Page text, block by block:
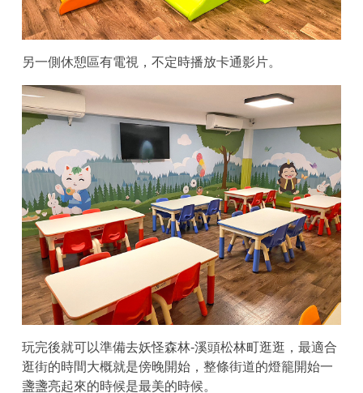
另一側休憩區有電視，不定時播放卡通影片。
玩完後就可以準備去妖怪森林-溪頭松林町逛逛，最適合
逛街的時間大概就是傍晚開始，整條街道的燈籠開始一
盞盞亮起來的時候是最美的時候。